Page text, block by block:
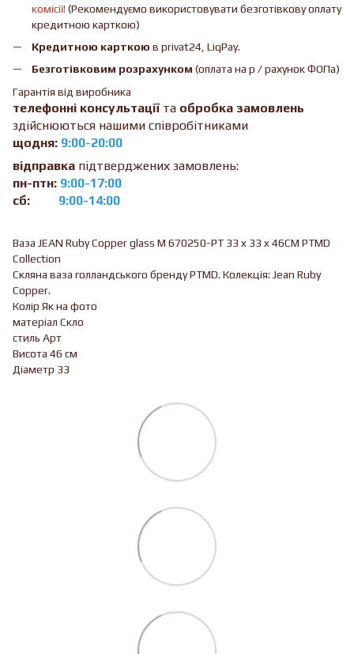
комісії! (Рекомендуємо використовувати безготівкову оплату
кредитною карткою)
Кредитною карткою в privat24, LiqPay.
Безготівковим розрахунком (оплата на р / рахунок ФОПа)
Гарантія від виробника
телефонні консультації та обробка замовлень
здійснюються нашими співробітниками
щодня: 9:00-20:00
відправка підтверджених замовлень:
пн-птн: 9:00-17:00
сб:
9:00-14:00
Ваза JEAN Ruby Copper glass M 670250-PT 33 x 33 x 46CM PTMD
Collection
Скляна ваза голландського бренду PTMD. Колекція: Jean Ruby
Copper.
Колір Як на фото
матеріал Скло
стиль Арт
Висота 46 см
Діаметр 33